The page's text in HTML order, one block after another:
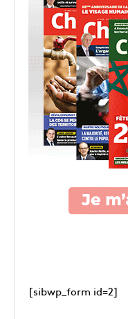
[sibwp_form id=2]